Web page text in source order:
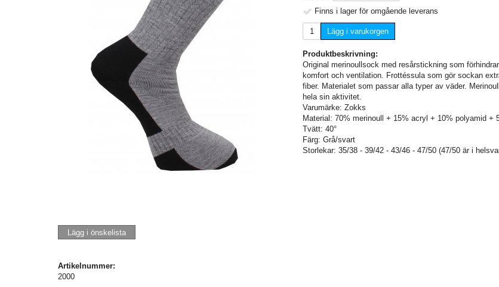
Finns i lager för omgående leverans
Lägg i varukorgen
Produktbeskrivning:
Original merinoullsock med resårstickning som
komfort och ventilation. Frottéssula som gör sockan
fiber. Materialet som passar alla typer av väder.
hela sin aktivitet.
Varumärke: Zokks
Material: 70% merinoull + 15% acryl + 10% polyamid +
Tvätt: 40°
Färg: Grå/svart
Storlekar: 35/38 - 39/42 - 43/46 - 47/50 (47/50 är i
Lägg i önskelista
Artikelnummer:
2000